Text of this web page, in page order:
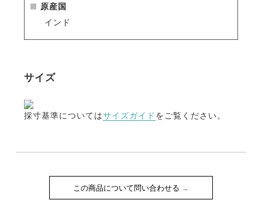
原産国
インド
サイズ
採寸基準についてはサイズガイド をご覧ください。
この商品について問い合わせる